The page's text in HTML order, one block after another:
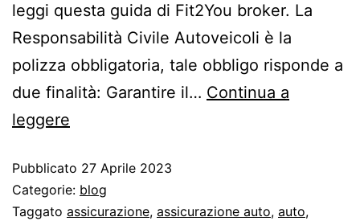
leggi questa guida di Fit2You broker. La
Responsabilità Civile Autoveicoli è la
polizza obbligatoria, tale obbligo risponde a
due finalità: Garantire il… Continua a
leggere
Pubblicato 27 Aprile 2023
Categorie: blog
Taggato assicurazione, assicurazione auto, auto,